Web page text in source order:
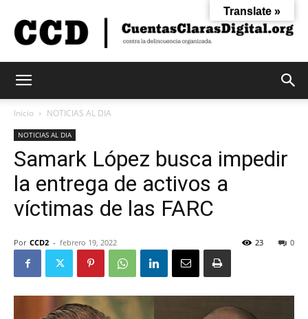
Claras
Digital
Inicio NOTICIAS AL DIA
NOTICIAS AL DIA
Samark López busca impedir
la entrega de activos a
víctimas de las FARC
Por CCD2 - febrero 19, 2022 0
23
Translate »